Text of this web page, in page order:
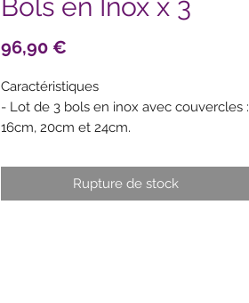
Bols en Inox x 3
96,90 €
Caractéristiques
- Lot de 3 bols en inox avec couvercles :
16cm, 20cm et 24cm.
- Base en silicone anti-dérapante pour
une bonne stabilité.Rupture de stock